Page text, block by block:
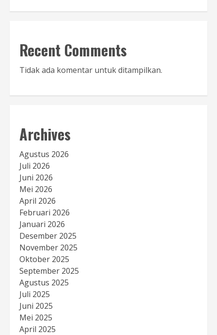
Recent Comments
Tidak ada komentar untuk ditampilkan.
Archives
Agustus 2026
Juli 2026
Juni 2026
Mei 2026
April 2026
Februari 2026
Januari 2026
Desember 2025
November 2025
Oktober 2025
September 2025
Agustus 2025
Juli 2025
Juni 2025
Mei 2025
April 2025